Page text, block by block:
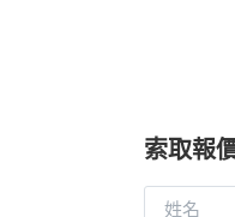
索取報